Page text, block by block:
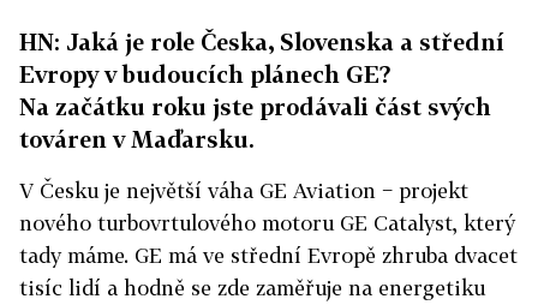
HN: Jaká je role Česka, Slovenska a střední
Evropy v budoucích plánech GE?
Na začátku roku jste prodávali část svých
továren v Maďarsku.
V Česku je největší váha GE Aviation − projekt
nového turbovrtulového motoru GE Catalyst, který
tady máme. GE má ve střední Evropě zhruba dvacet
tisíc lidí a hodně se zde zaměřuje na energetiku